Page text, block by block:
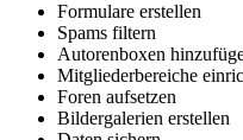
Formulare erstellen
Spams filtern
Autorenboxen
Mitgliederbereiche
Foren aufsetzen
Bildergalerien erstellen